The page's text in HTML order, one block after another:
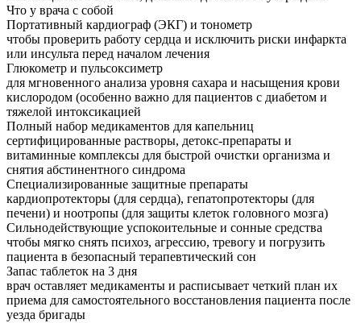
Что у врача с собой
Портативный кардиограф (ЭКГ) и тонометр
чтобы проверить работу сердца и исключить риски инфаркта
или инсульта перед началом лечения
Глюкометр и пульсоксиметр
для мгновенного анализа уровня сахара и насыщения крови
кислородом (особенно важно для пациентов с диабетом и
тяжелой интоксикацией
Полный набор медикаментов для капельниц
сертифицированные растворы, детокс-препараты и
витаминные комплексы для быстрой очистки организма и
снятия абстинентного синдрома
Специализированные защитные препараты
кардиопротекторы (для сердца), гепатопротекторы (для
печени) и ноотропы (для защиты клеток головного мозга)
Сильнодействующие успокоительные и сонные средства
чтобы мягко снять психоз, агрессию, тревогу и погрузить
пациента в безопасный терапевтический сон
Запас таблеток на 3 дня
врач оставляет медикаменты и расписывает четкий план их
приема для самостоятельного восстановления пациента после
уезда бригады